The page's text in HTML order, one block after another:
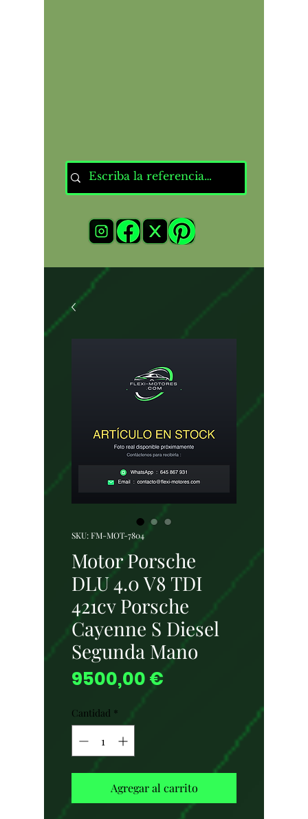
SKU: FM-MOT-7804
Motor Porsche
DLU 4.0 V8 TDI
421cv Porsche
Cayenne S Diesel
Segunda Mano
9500,00 €Precio
Cantidad *
Agregar al carrito